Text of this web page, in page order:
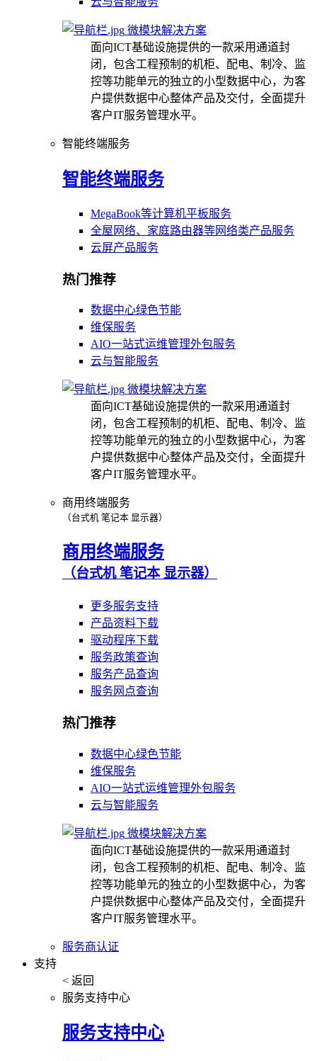
微模块解决方案
面向ICT基础设施提供的一款采用通道封
闭，包含工程预制的机柜、配电、制冷、监
控等功能单元的独立的小型数据中心，为客
户提供数据中心整体产品及交付，全面提升
客户IT服务管理水平。
智能终端服务
智能终端服务
MegaBook等计算机平板服务
全屋网络、家庭路由器等网络类产品服务
云屏产品服务
热门推荐
数据中心绿色节能
维保服务
AIO一站式运维管理外包服务
云与智能服务
微模块解决方案
面向ICT基础设施提供的一款采用通道封
闭，包含工程预制的机柜、配电、制冷、监
控等功能单元的独立的小型数据中心，为客
户提供数据中心整体产品及交付，全面提升
客户IT服务管理水平。
商用终端服务
（台式机 笔记本 显示器）
商用终端服务
（台式机 笔记本 显示器）
更多服务支持
产品资料下载
驱动程序下载
服务政策查询
服务产品查询
服务网点查询
热门推荐
数据中心绿色节能
维保服务
AIO一站式运维管理外包服务
云与智能服务
微模块解决方案
面向ICT基础设施提供的一款采用通道封
闭，包含工程预制的机柜、配电、制冷、监
控等功能单元的独立的小型数据中心，为客
户提供数据中心整体产品及交付，全面提升
客户IT服务管理水平。
服务商认证
支持
< 返回
服务支持中心
服务支持中心